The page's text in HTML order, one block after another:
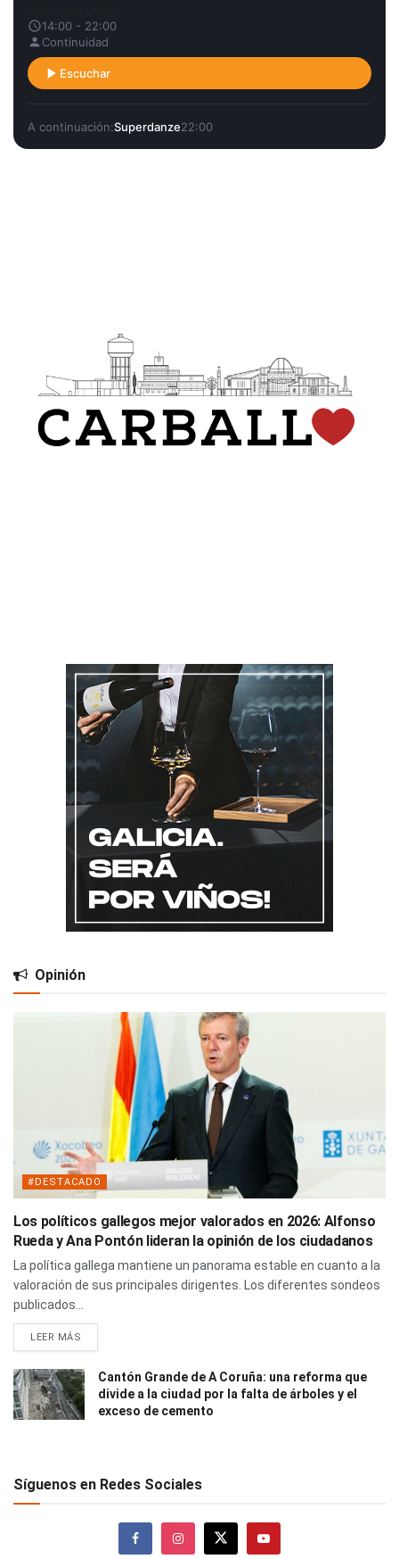
14:00 - 22:00
Continuidad
Escuchar
A continuación:Superdanze22:00
Opinión
#DESTACADO
Los políticos gallegos mejor valorados en 2026: Alfonso
Rueda y Ana Pontón lideran la opinión de los ciudadanos
La política gallega mantiene un panorama estable en cuanto a la
valoración de sus principales dirigentes. Los diferentes sondeos
publicados...
LEER MÁS
Cantón Grande de A Coruña: una reforma que
divide a la ciudad por la falta de árboles y el
exceso de cemento
Síguenos en Redes Sociales